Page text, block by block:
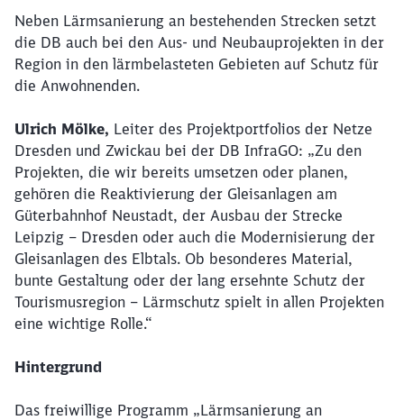
Neben Lärmsanierung an bestehenden Strecken setzt
die DB auch bei den Aus- und Neubauprojekten in der
Region in den lärmbelasteten Gebieten auf Schutz für
die Anwohnenden.
Ulrich Mölke, Leiter des Projektportfolios der Netze
Dresden und Zwickau bei der DB InfraGO: „Zu den
Projekten, die wir bereits umsetzen oder planen,
gehören die Reaktivierung der Gleisanlagen am
Güterbahnhof Neustadt, der Ausbau der Strecke
Leipzig – Dresden oder auch die Modernisierung der
Gleisanlagen des Elbtals. Ob besonderes Material,
bunte Gestaltung oder der lang ersehnte Schutz der
Tourismusregion – Lärmschutz spielt in allen Projekten
eine wichtige Rolle.“
Hintergrund
Das freiwillige Programm „Lärmsanierung an